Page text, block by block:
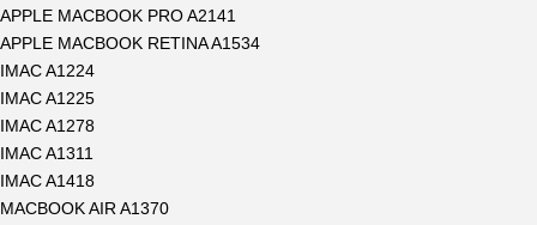
APPLE MACBOOK PRO A2141
APPLE MACBOOK RETINA A1534
IMAC A1224
IMAC A1225
IMAC A1278
IMAC A1311
IMAC A1418
MACBOOK AIR A1370